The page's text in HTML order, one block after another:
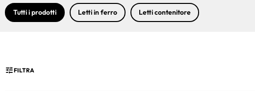
Tutti i prodotti Letti in ferro Letti contenitore
FILTRA